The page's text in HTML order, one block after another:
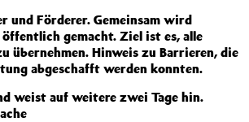
und Förderer. Gemeinsam wird
gemacht. Ziel ist es, alle
übernehmen. Hinweis zu Barrieren, die
abgeschafft werden konnten.
weist auf weitere zwei Tage hin.